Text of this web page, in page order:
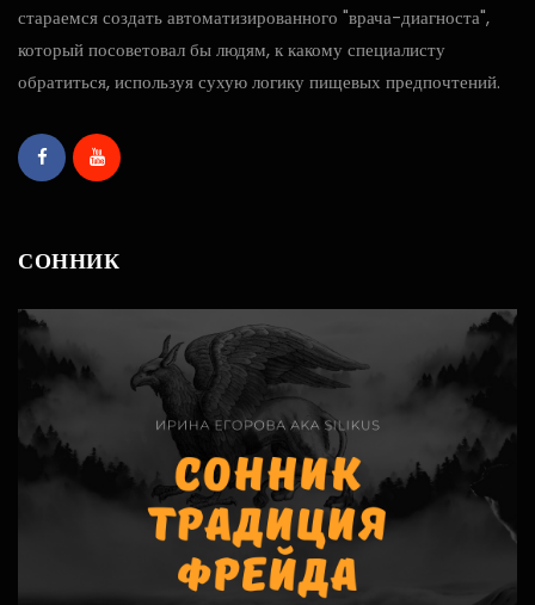
стараемся создать автоматизированного "врача-диагноста",
который посоветовал бы людям, к какому специалисту
обратиться, используя сухую логику пищевых предпочтений.
СОННИК